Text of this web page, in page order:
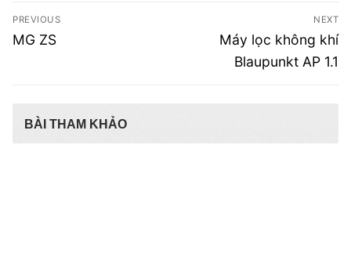
Điều
hướng
PREVIOUS
Previous
MG ZS
NEXT
Next
post:
Máy lọc không khí
Blaupunkt AP 1.1
BÀI THAM KHẢO